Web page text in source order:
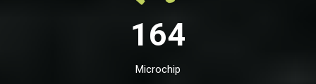
164
Microchip